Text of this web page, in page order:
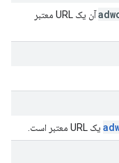
آن یک URL معتبر
یک URL معتبر است.